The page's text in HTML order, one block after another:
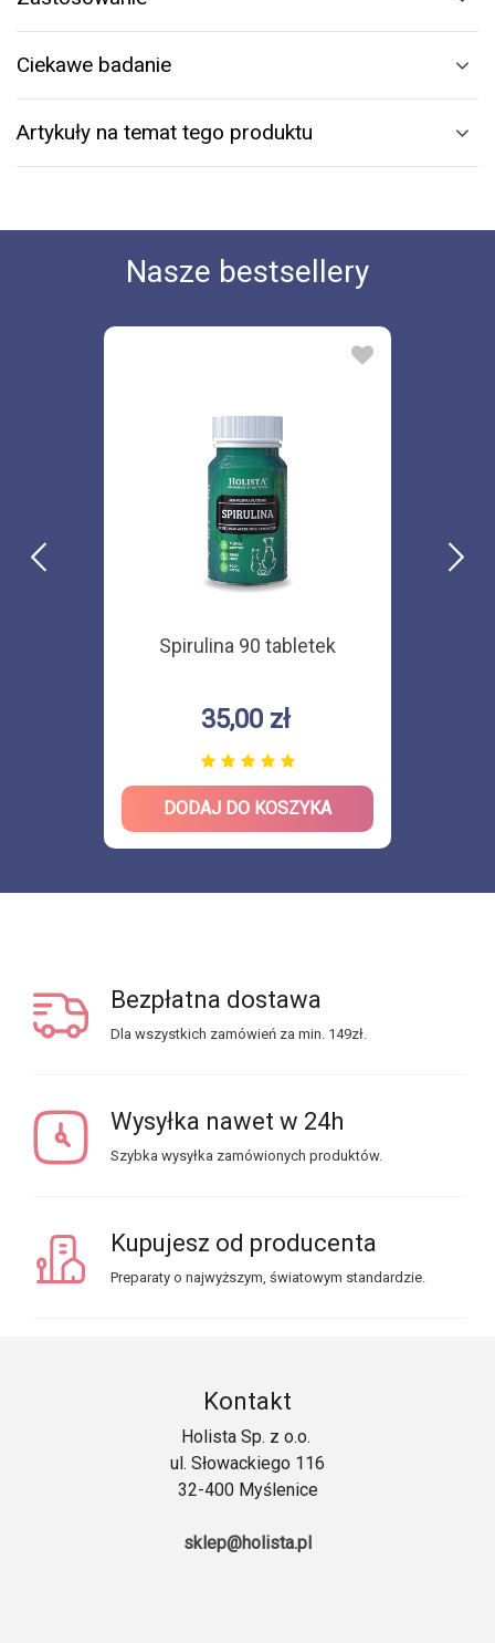
Ciekawe badanie
Artykuły na temat tego produktu
Nasze bestsellery
Spirulina 90 tabletek
35,00 zł
DODAJ DO KOSZYKA
Bezpłatna dostawa
Dla wszystkich zamówień za min. 149zł.
Wysyłka nawet w 24h
Szybka wysyłka zamówionych produktów.
Kupujesz od producenta
Preparaty o najwyższym, światowym standardzie.
Kontakt
Holista Sp. z o.o.
ul. Słowackiego 116
32-400 Myślenice
sklep@holista.pl